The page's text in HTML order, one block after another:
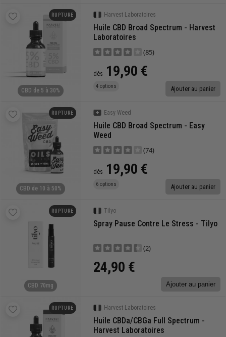
RUPTURE
CBD de 5 à 30%
Harvest Laboratoires
Huile CBD Broad Spectrum - Harvest
Laboratoires
(85)
dès 19,90 €
4 options Ajouter au panier
RUPTURE
CBD de 10 à 50%
Easy Weed
Huile CBD Broad Spectrum - Easy
Weed
(74)
dès 19,90 €
6 options Ajouter au panier
RUPTURE
CBD 70mg
Tilyo
Spray Pause Contre Le Stress - Tilyo
(2)
24,90 €
Ajouter au panier
RUPTURE Harvest Laboratoires
Huile CBDa/CBGa Full Spectrum -
Harvest Laboratoires